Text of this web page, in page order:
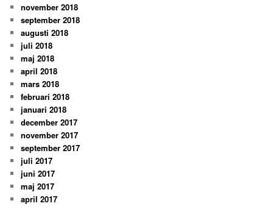
november 2018
september 2018
augusti 2018
juli 2018
maj 2018
april 2018
mars 2018
februari 2018
januari 2018
december 2017
november 2017
september 2017
juli 2017
juni 2017
maj 2017
april 2017